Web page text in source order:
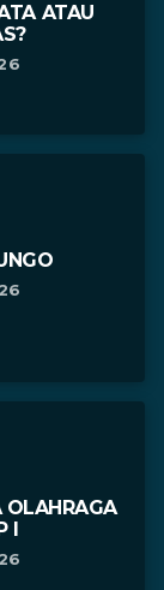
ATAU
OLAHRAGA